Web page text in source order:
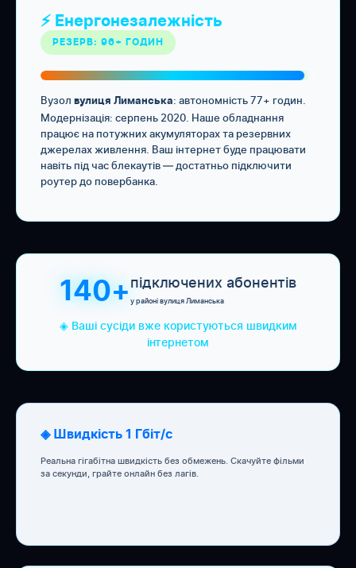
⚡ Енергонезалежність
РЕЗЕРВ: 96+ ГОДИН
Вузол вулиця Лиманська: автономність 77+ годин.
Модернізація: серпень 2020. Наше обладнання
працює на потужних акумуляторах та резервних
джерелах живлення. Ваш інтернет буде працювати
навіть під час блекаутів — достатньо підключити
роутер до повербанка.
140+підключених абонентів
у районі вулиця Лиманська
◈ Ваші сусіди вже користуються швидким
інтернетом
◈ Швидкість 1 Гбіт/с
Реальна гігабітна швидкість без обмежень. Скачуйте фільми
за секунди, грайте онлайн без лагів.